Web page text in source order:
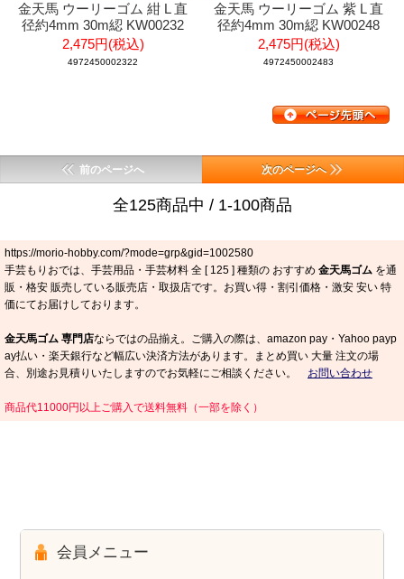
金天馬 ウーリーゴム 紺 L 直
径約4mm 30m綛 KW00232
2,475円(税込)
4972450002322
金天馬 ウーリーゴム 紫 L 直
径約4mm 30m綛 KW00248
2,475円(税込)
4972450002483
前のページへ 次のページへ
全125商品中 / 1-100商品
https://morio-hobby.com/?mode=grp&gid=1002580
手芸もりおでは、手芸用品・手芸材料 全 [ 125 ] 種類の おすすめ 金天馬ゴム を通
販・格安 販売している販売店・取扱店です。お買い得・割引価格・激安 安い 特
価にてお届けしております。
金天馬ゴム 専門店ならではの品揃え。ご購入の際は、amazon pay・Yahoo payp
ay払い・楽天銀行など幅広い決済方法があります。まとめ買い 大量 注文の場
合、別途お見積りいたしますのでお気軽にご相談ください。 お問い合わせ
商品代11000円以上ご購入で送料無料（一部を除く）
会員メニュー